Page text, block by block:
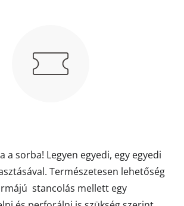
a sorba! Legyen egyedi, egy egyedi
Természetesen lehetőség
stancolás mellett egy